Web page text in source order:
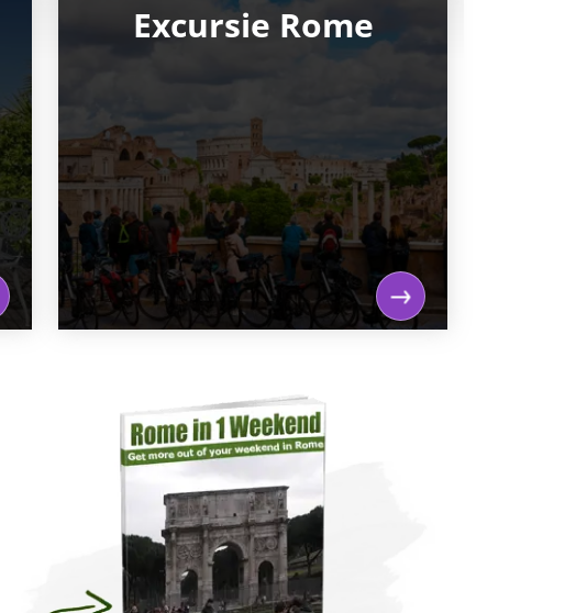
Excursie Rome
Excursie Rome
Wandel of fiets met een ervaren gids
door Rome. Je gids kan alles vertellen
over wat je tijdens de excursie
tegenkomt. Zeker voor populaire
bezienswaardigheden, zoals de
Vaticaanse musea en het Colosseum.
Boek vantevoren je kaartjes en sla de
wachtrij over.